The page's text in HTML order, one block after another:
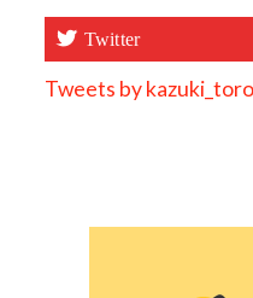
Twitter
Tweets by